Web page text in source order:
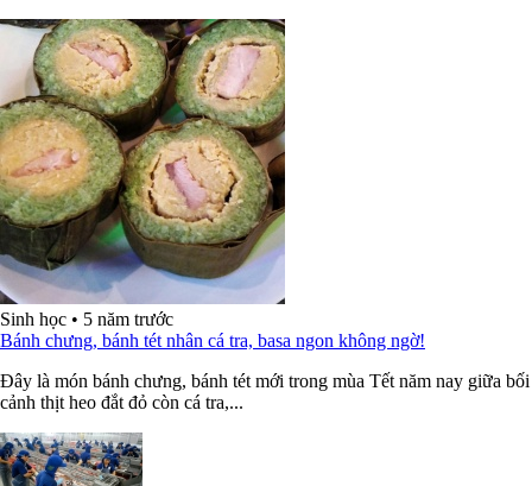
Sinh học • 5 năm trước
Bánh chưng, bánh tét nhân cá tra, basa ngon không ngờ!
Đây là món bánh chưng, bánh tét mới trong mùa Tết năm nay giữa bối
cảnh thịt heo đắt đỏ còn cá tra,...